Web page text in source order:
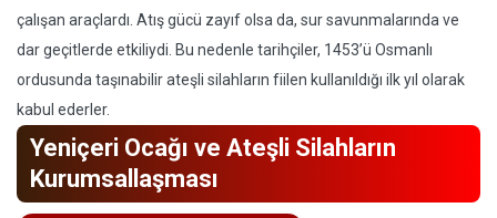
çalışan araçlardı. Atış gücü zayıf olsa da, sur savunmalarında ve
dar geçitlerde etkiliydi. Bu nedenle tarihçiler, 1453’ü Osmanlı
ordusunda taşınabilir ateşli silahların fiilen kullanıldığı ilk yıl olarak
kabul ederler.
Yeniçeri Ocağı ve Ateşli Silahların
Kurumsallaşması